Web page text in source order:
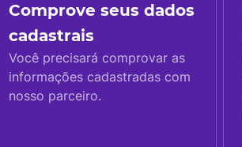
Comprove seus dados
cadastrais
Você precisará comprovar as
informações cadastradas com
nosso parceiro.